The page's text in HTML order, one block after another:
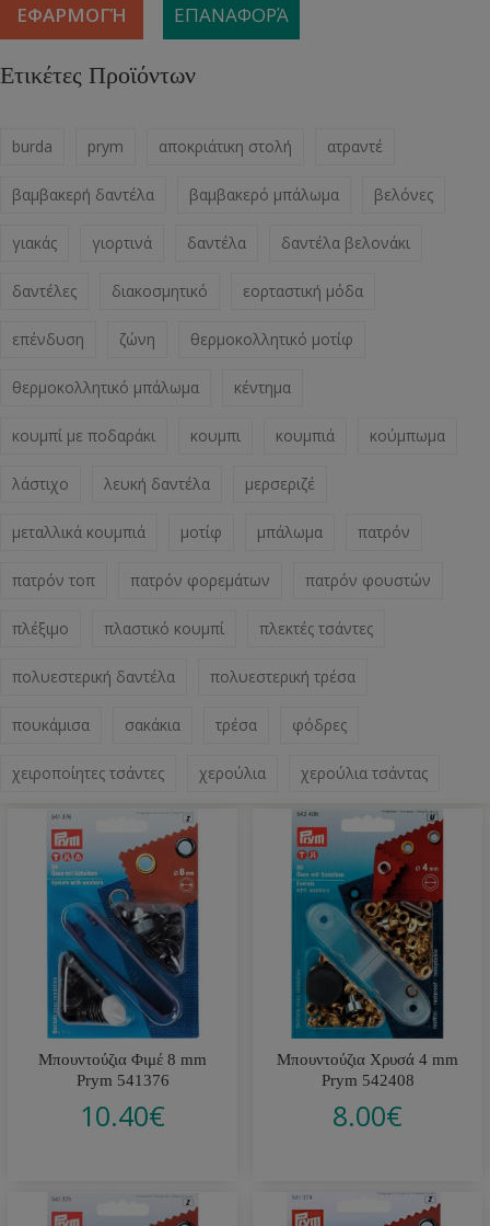
ΕΦΑΡΜΟΓΉ ΕΠΑΝΑΦΟΡΆ
Ετικέτες Προϊόντων
burda prym αποκριάτικη στολή ατραντέ
βαμβακερή δαντέλα βαμβακερό μπάλωμα βελόνες
γιακάς γιορτινά δαντέλα δαντέλα βελονάκι
δαντέλες διακοσμητικό εορταστική μόδα
επένδυση ζώνη θερμοκολλητικό μοτίφ
θερμοκολλητικό μπάλωμα κέντημα
κουμπί με ποδαράκι κουμπι κουμπιά κούμπωμα
λάστιχο λευκή δαντέλα μερσεριζέ
μεταλλικά κουμπιά μοτίφ μπάλωμα πατρόν
πατρόν τοπ πατρόν φορεμάτων πατρόν φουστών
πλέξιμο πλαστικό κουμπί πλεκτές τσάντες
πολυεστερική δαντέλα πολυεστερική τρέσα
πουκάμισα σακάκια τρέσα φόδρες
χειροποίητες τσάντες χερούλια χερούλια τσάντας
Μπουντούζια Φιμέ 8 mm
Prym 541376
10.40€
Μπουντούζια Χρυσά 4 mm
Prym 542408
8.00€